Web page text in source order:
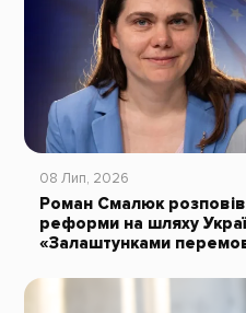
08 Лип, 2026
Роман Смалюк
реформи на шляху
«Залаштунками